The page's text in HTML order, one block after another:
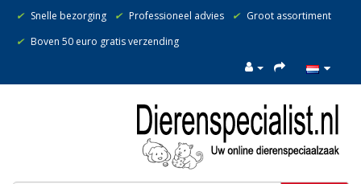
✔ Snelle bezorging ✔ Professioneel advies ✔ Groot assortiment
✔ Boven 50 euro gratis verzending